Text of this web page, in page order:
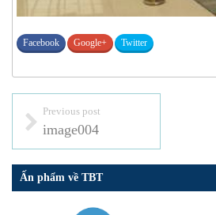
Facebook Google+ Twitter
Previous post
image004
Ấn phẩm về TBT